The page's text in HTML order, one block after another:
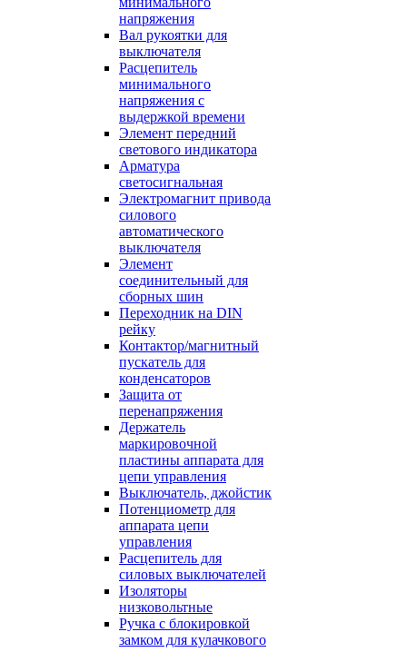
напряжения
Вал рукоятки для
выключателя
Расцепитель
минимального
напряжения с
выдержкой времени
Элемент передний
светового индикатора
Арматура
светосигнальная
Электромагнит привода
силового
автоматического
выключателя
Элемент
соединительный для
сборных шин
Переходник на DIN
рейку
Контактор/магнитный
пускатель для
конденсаторов
Защита от
перенапряжения
Держатель
маркировочной
пластины аппарата для
цепи управления
Выключатель, джойстик
Потенциометр для
аппарата цепи
управления
Расцепитель для
силовых выключателей
Изоляторы
низковольтные
Ручка с блокировкой
замком для кулачкового